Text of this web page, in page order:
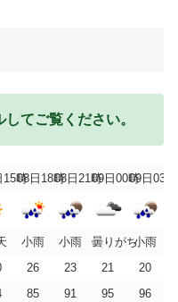
てご覧ください。
15時08日18時08日21時09日00時09日03時
小雨 小雨 曇りがち小雨
26 23 21
20
85 91 95
96